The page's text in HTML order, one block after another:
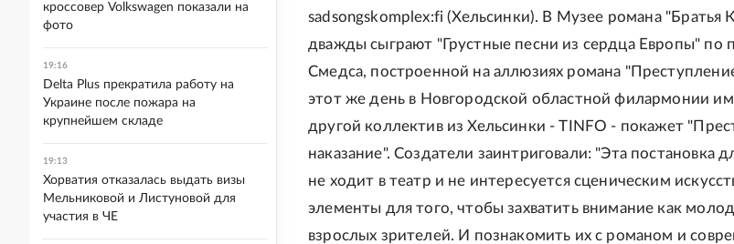
sadsongskomplex:fi (Хельсинки). В Музее романа "Братья
дважды сыграют "Грустные песни из сердца Европы" по
Смедса, построенной на аллюзиях романа
этот же день в Новгородской областной филармонии
другой коллектив из Хельсинки - TINFO - покажет
наказание". Создатели заинтриговали: "Эта постановка
не ходит в театр и не интересуется сценическим
элементы для того, чтобы захватить внимание как
взрослых зрителей. И познакомить их с романом и
кроссовер Volkswagen показали на
фото
19:16
Delta Plus прекратила работу на
Украине после пожара на
крупнейшем складе
19:13
Хорватия отказалась выдать визы
Мельниковой и Листуновой для
участия в ЧЕ